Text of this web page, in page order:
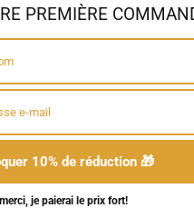
panier
PREMIÈRE
10% de réduction 🎁
je paierai le prix fort!